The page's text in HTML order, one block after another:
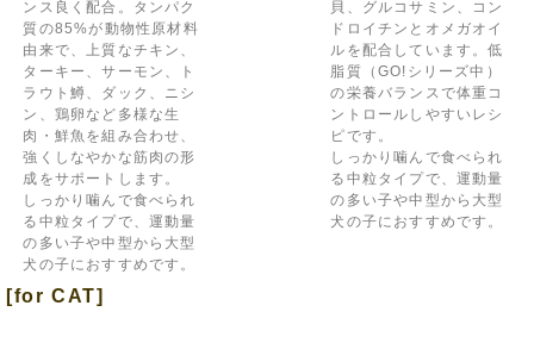
ンス良く配合。タンパク
質の85%が動物性原材料
由来で、上質なチキン、
ターキー、サーモン、ト
ラウト鱒、ダック、ニシ
ン、鶏卵など多様な生
肉・鮮魚を組み合わせ、
強くしなやかな筋肉の形
成をサポートします。
しっかり噛んで食べられ
る中粒タイプで、運動量
の多い子や中型から大型
犬の子におすすめです。
貝、グルコサミン、コン
ドロイチンとオメガオイ
ルを配合しています。低
脂質（GO!シリーズ中）
の栄養バランスで体重コ
ントロールしやすいレシ
ピです。
しっかり噛んで食べられ
る中粒タイプで、運動量
の多い子や中型から大型
犬の子におすすめです。
[for CAT]